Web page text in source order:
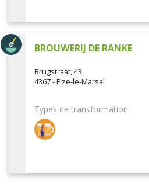
BROUWERIJ DE RANKE
Brugstraat, 43
4367 - Fize-le-Marsal
Types de transformation